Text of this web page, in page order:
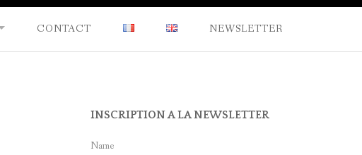
CONTACT NEWSLETTER
INSCRIPTION A LA NEWSLETTER
Name